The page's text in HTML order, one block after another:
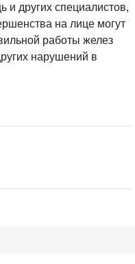
и других специалистов,
на лице могут
работы желез
нарушений в